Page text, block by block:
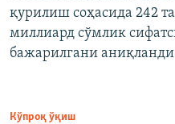
қурилиш соҳасида 242
миллиард сўмлик
бажарилгани
Кўпроқ ўқиш